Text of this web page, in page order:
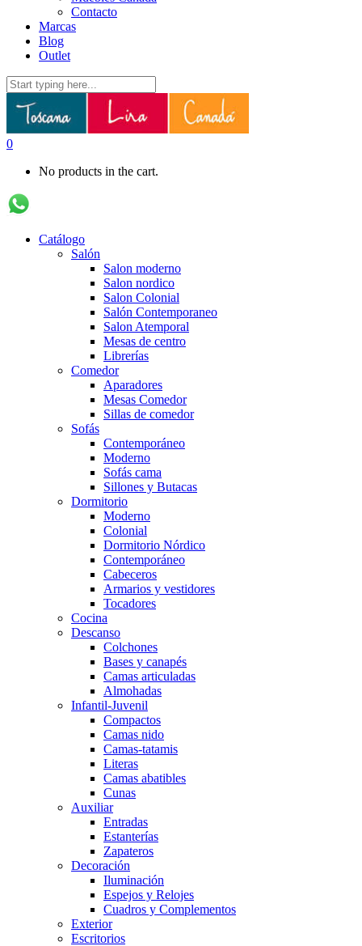
Contacto
Marcas
Blog
Outlet
0
No products in the cart.
Catálogo
Salón
Salon moderno
Salon nordico
Salon Colonial
Salón Contemporaneo
Salon Atemporal
Mesas de centro
Librerías
Comedor
Aparadores
Mesas Comedor
Sillas de comedor
Sofás
Contemporáneo
Moderno
Sofás cama
Sillones y Butacas
Dormitorio
Moderno
Colonial
Dormitorio Nórdico
Contemporáneo
Cabeceros
Armarios y vestidores
Tocadores
Cocina
Descanso
Colchones
Bases y canapés
Camas articuladas
Almohadas
Infantil-Juvenil
Compactos
Camas nido
Camas-tatamis
Literas
Camas abatibles
Cunas
Auxiliar
Entradas
Estanterías
Zapateros
Decoración
Iluminación
Espejos y Relojes
Cuadros y Complementos
Exterior
Escritorios